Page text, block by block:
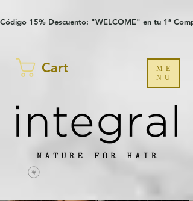
Código 15% Descuento: "WELCOME" en tu 1ª
Cart
ME
NU